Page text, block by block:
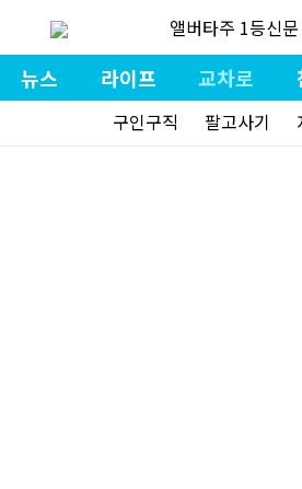
앨버타주 1등신문
뉴스 라이프 교차로
구인구직 팔고사기